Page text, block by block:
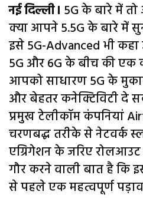
नई दिल्ली। 5G के बारे में
क्या आपने 5.5G के बारे में
इसे 5G-Advanced भी
5G और 6G के बीच की एक
आपको साधारण 5G के
और बेहतर कनेक्टिविटी दे
प्रमुख टेलीकॉम कंपनियां
चरणबद्ध तरीके से नेटवर्क
एग्रिगेशन के जरिए
गौर करने वाली बात है
से पहले एक महत्वपूर्ण पड़ाव